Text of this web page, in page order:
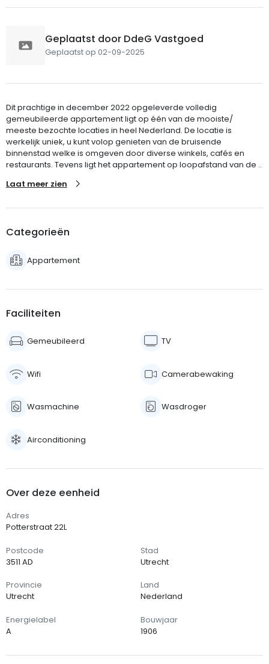
Geplaatst door DdeG Vastgoed
Geplaatst op 02-09-2025
Dit prachtige in december 2022 opgeleverde volledig
gemeubileerde appartement ligt op één van de mooiste/
meeste bezochte locaties in heel Nederland. De locatie is
werkelijk uniek, u kunt volop genieten van de bruisende
binnenstad welke is omgeven door diverse winkels, cafés en
restaurants. Tevens ligt het appartement op loopafstand van de ..
Laat meer zien
Categorieën
Appartement
Faciliteiten
Gemeubileerd TV
Wifi Camerabewaking
Wasmachine Wasdroger
Airconditioning
Over deze eenheid
Adres
Potterstraat 22L
Postcode
3511 AD
Stad
Utrecht
Provincie
Utrecht
Land
Nederland
Energielabel
A
Bouwjaar
1906